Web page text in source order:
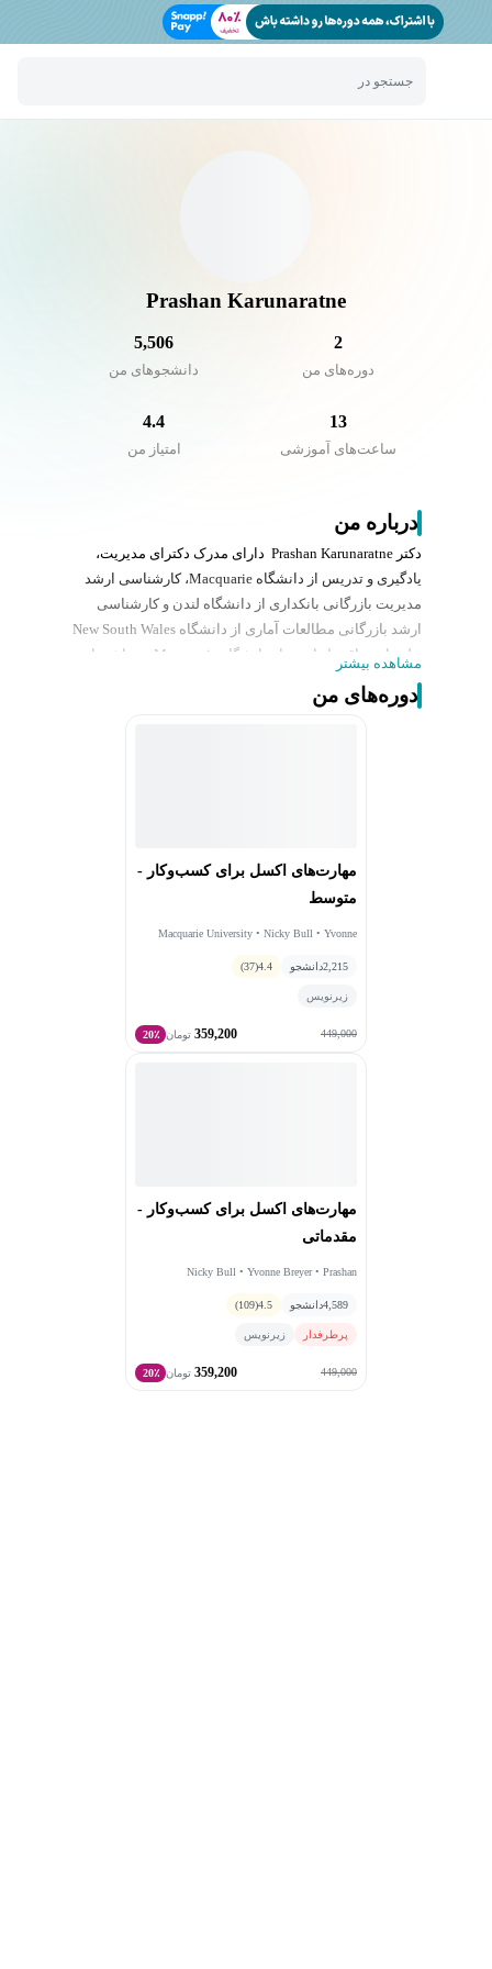
جستجو در
Prashan Karunaratne
2
دوره‌های من
5,506
دانشجو‌های من
13
ساعت‌های آموزشی
4.4
امتیاز من
درباره من
دکتر Prashan Karunaratne دارای مدرک دکترای مدیریت،
یادگیری و تدریس از دانشگاه Macquarie، کارشناسی ارشد
مدیریت بازرگانی بانکداری از دانشگاه لندن و کارشناسی
ارشد بازرگانی مطالعات آماری از دانشگاه New South Wales
و لیسانس اقتصاد است از دانشگاه Macquarie می‌باشد. او
همچنین توسعه‌دهنده برنامه درسی و مدرس دوره بسیار
محبوب مهارت‌های اکسل برای کسب‌وکار است که جایزه
مشاهده بیشتر
دوره‌های من
مهارت‌های اکسل برای کسب‌وکار -
متوسط
Macquarie University • Nicky Bull • Yvonne
2,215دانشجو 4.4
(37)
زیرنویس
449,000
359,200 تومان 20٪
مهارت‌های اکسل برای کسب‌وکار -
مقدماتی
Nicky Bull • Yvonne Breyer • Prashan
4,589دانشجو 4.5
(109)
پرطرفدار زیرنویس
449,000
359,200 تومان 20٪